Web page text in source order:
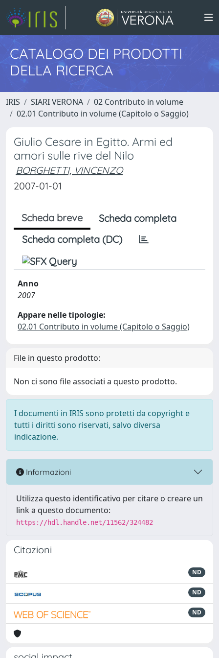
CATALOGO DEI PRODOTTI
DELLA RICERCA
IRIS SIARI VERONA
02 Contributo in volume
02.01 Contributo in volume (Capitolo o Saggio)
Giulio Cesare in Egitto. Armi ed
amori sulle rive del Nilo
BORGHETTI, VINCENZO
2007-01-01
Scheda breve
Scheda completa
Scheda completa (DC)
Anno
2007
Appare nelle tipologie:
02.01 Contributo in volume (Capitolo o Saggio)
File in questo prodotto:
Non ci sono file associati a questo prodotto.
I documenti in IRIS sono protetti da copyright e
tutti i diritti sono riservati, salvo diversa
indicazione.
Informazioni
Utilizza questo identificativo per citare o creare un
link a questo documento:
https://hdl.handle.net/11562/324482
Citazioni
ND
ND
ND